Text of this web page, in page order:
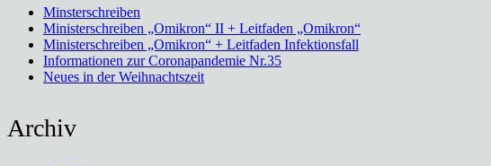
Minsterschreiben
Ministerschreiben „Omikron“ II + Leitfaden „Omikron“
Ministerschreiben „Omikron“ + Leitfaden Infektionsfall
Informationen zur Coronapandemie Nr.35
Neues in der Weihnachtszeit
Archiv